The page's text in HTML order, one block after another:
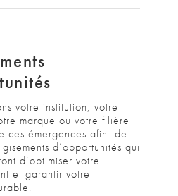
votre institution, votre
marque ou votre filière
ces émergences afin  de
d’opportunités qui
d’optimiser votre
et garantir votre